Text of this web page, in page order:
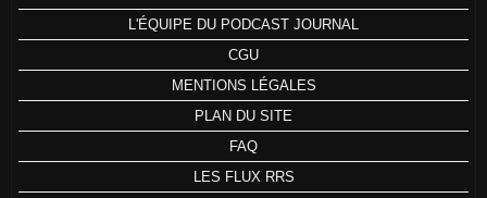
L'ÉQUIPE DU PODCAST JOURNAL
CGU
MENTIONS LÉGALES
PLAN DU SITE
FAQ
LES FLUX RRS